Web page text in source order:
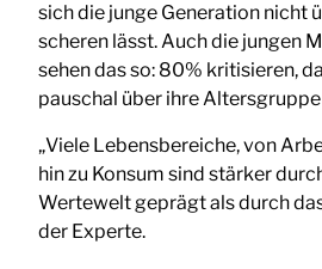
sich die junge Generation nicht
scheren lässt. Auch die jungen
sehen das so: 80% kritisieren,
pauschal über ihre
„Viele Lebensbereiche, von
hin zu Konsum sind stärker
Wertewelt geprägt als durch
der Experte.